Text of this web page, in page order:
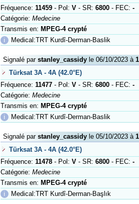
Fréquence: 11459- Pol: V- SR: 6800- FEC: -
Catégorie: Medecine
Transmis en: MPEG-4 crypté
ℹ
Medical:TRT Kurdî-Derman-Baslik
Signalé par stanley_cassidyle 06/10/2023 à
Türksat 3A - 4A (42.0°E)
Fréquence: 11477- Pol: V- SR: 6800- FEC: -
Catégorie: Medecine
Transmis en: MPEG-4 crypté
ℹ
Medical:TRT Kurdî-Derman-Baslik
Signalé par stanley_cassidyle 05/10/2023 à
Türksat 3A - 4A (42.0°E)
Fréquence: 11478- Pol: V- SR: 6800- FEC: -
Catégorie: Medecine
Transmis en: MPEG-4 crypté
ℹ
Medical:TRT Kurdî-Derman-Başlık